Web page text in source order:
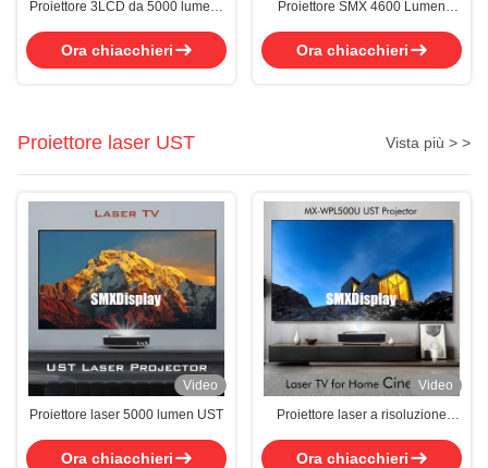
Proiettore 3LCD da 5000 lumens
one Android OS
Ora chiacchieri
Proiettore SMX 4600 Lumen
Ora chiacchieri
Proiettore laser UST Vista più > >
Video
Proiettore laser 5000 lumen UST
Ora chiacchieri
Video
Proiettore laser a risoluzione
l'esperienza televisiva di home
Ora chiacchieri